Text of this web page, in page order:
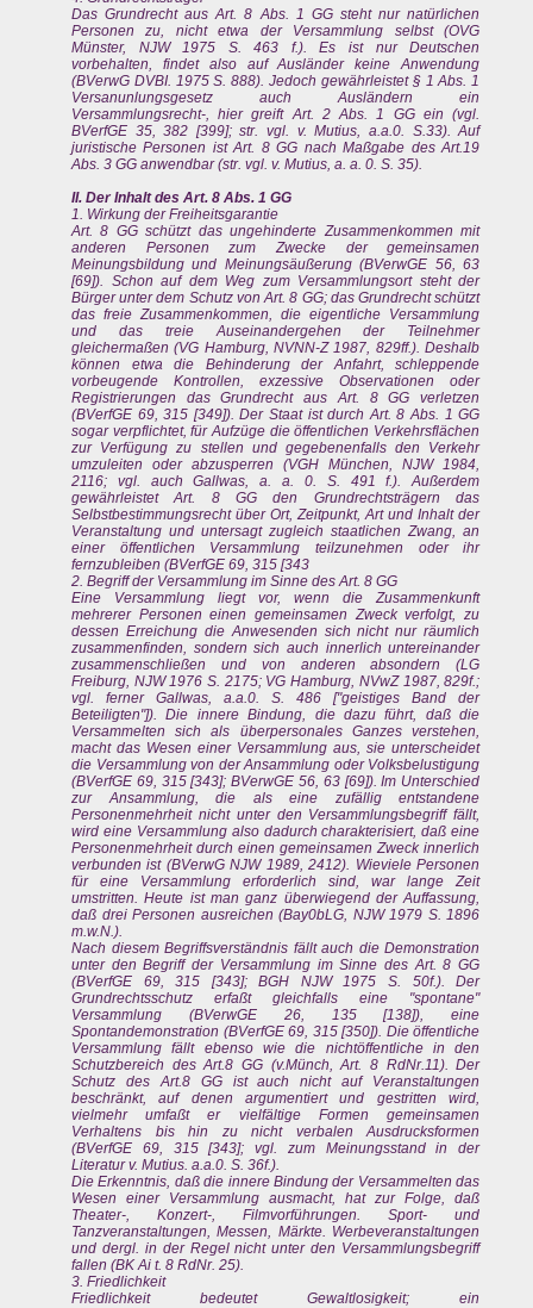
Das Grundrecht aus Art. 8 Abs. 1 GG steht nur natürlichen
Personen zu, nicht etwa der Versammlung selbst (OVG
Münster, NJW 1975 S. 463 f.). Es ist nur Deutschen
vorbehalten, findet also auf Ausländer keine Anwendung
(BVerwG DVBI. 1975 S. 888). Jedoch gewährleistet § 1 Abs. 1
Versanunlungsgesetz auch Ausländern ein
Versammlungsrecht-, hier greift Art. 2 Abs. 1 GG ein (vgl.
BVerfGE 35, 382 [399]; str. vgl. v. Mutius, a.a.0. S.33). Auf
juristische Personen ist Art. 8 GG nach Maßgabe des Art.19
Abs. 3 GG anwendbar (str. vgl. v. Mutius, a. a. 0. S. 35).
II. Der Inhalt des Art. 8 Abs. 1 GG
1. Wirkung der Freiheitsgarantie
Art. 8 GG schützt das ungehinderte Zusammenkommen mit
anderen Personen zum Zwecke der gemeinsamen
Meinungsbildung und Meinungsäußerung (BVerwGE 56, 63
[69]). Schon auf dem Weg zum Versammlungsort steht der
Bürger unter dem Schutz von Art. 8 GG; das Grundrecht schützt
das freie Zusammenkommen, die eigentliche Versammlung
und das treie Auseinandergehen der Teilnehmer
gleichermaßen (VG Hamburg, NVNN-Z 1987, 829ff.). Deshalb
können etwa die Behinderung der Anfahrt, schleppende
vorbeugende Kontrollen, exzessive Observationen oder
Registrierungen das Grundrecht aus Art. 8 GG verletzen
(BVerfGE 69, 315 [349]). Der Staat ist durch Art. 8 Abs. 1 GG
sogar verpflichtet, für Aufzüge die öffentlichen Verkehrsflächen
zur Verfügung zu stellen und gegebenenfalls den Verkehr
umzuleiten oder abzusperren (VGH München, NJW 1984,
2116; vgl. auch Gallwas, a. a. 0. S. 491 f.). Außerdem
gewährleistet Art. 8 GG den Grundrechtsträgern das
Selbstbestimmungsrecht über Ort, Zeitpunkt, Art und Inhalt der
Veranstaltung und untersagt zugleich staatlichen Zwang, an
einer öffentlichen Versammlung teilzunehmen oder ihr
fernzubleiben (BVerfGE 69, 315 [343
2. Begriff der Versammlung im Sinne des Art. 8 GG
Eine Versammlung liegt vor, wenn die Zusammenkunft
mehrerer Personen einen gemeinsamen Zweck verfolgt, zu
dessen Erreichung die Anwesenden sich nicht nur räumlich
zusammenfinden, sondern sich auch innerlich untereinander
zusammenschließen und von anderen absondern (LG
Freiburg, NJW 1976 S. 2175; VG Hamburg, NVwZ 1987, 829f.;
vgl. ferner Gallwas, a.a.0. S. 486 ["geistiges Band der
Beteiligten"]). Die innere Bindung, die dazu führt, daß die
Versammelten sich als überpersonales Ganzes verstehen,
macht das Wesen einer Versammlung aus, sie unterscheidet
die Versammlung von der Ansammlung oder Volksbelustigung
(BVerfGE 69, 315 [343]; BVerwGE 56, 63 [69]). Im Unterschied
zur Ansammlung, die als eine zufällig entstandene
Personenmehrheit nicht unter den Versammlungsbegriff fällt,
wird eine Versammlung also dadurch charakterisiert, daß eine
Personenmehrheit durch einen gemeinsamen Zweck innerlich
verbunden ist (BVerwG NJW 1989, 2412). Wieviele Personen
für eine Versammlung erforderlich sind, war lange Zeit
umstritten. Heute ist man ganz überwiegend der Auffassung,
daß drei Personen ausreichen (Bay0bLG, NJW 1979 S. 1896
m.w.N.).
Nach diesem Begriffsverständnis fällt auch die Demonstration
unter den Begriff der Versammlung im Sinne des Art. 8 GG
(BVerfGE 69, 315 [343]; BGH NJW 1975 S. 50f.). Der
Grundrechtsschutz erfaßt gleichfalls eine "spontane"
Versammlung (BVerwGE 26, 135 [138]), eine
Spontandemonstration (BVerfGE 69, 315 [350]). Die öffentliche
Versammlung fällt ebenso wie die nichtöffentliche in den
Schutzbereich des Art.8 GG (v.Münch, Art. 8 RdNr.11). Der
Schutz des Art.8 GG ist auch nicht auf Veranstaltungen
beschränkt, auf denen argumentiert und gestritten wird,
vielmehr umfaßt er vielfältige Formen gemeinsamen
Verhaltens bis hin zu nicht verbalen Ausdrucksformen
(BVerfGE 69, 315 [343]; vgl. zum Meinungsstand in der
Literatur v. Mutius. a.a.0. S. 36f.).
Die Erkenntnis, daß die innere Bindung der Versammelten das
Wesen einer Versammlung ausmacht, hat zur Folge, daß
Theater-, Konzert-, Filmvorführungen. Sport- und
Tanzveranstaltungen, Messen, Märkte. Werbeveranstaltungen
und dergl. in der Regel nicht unter den Versammlungsbegriff
fallen (BK Ai t. 8 RdNr. 25).
3. Friedlichkeit
Friedlichkeit bedeutet Gewaltlosigkeit; ein